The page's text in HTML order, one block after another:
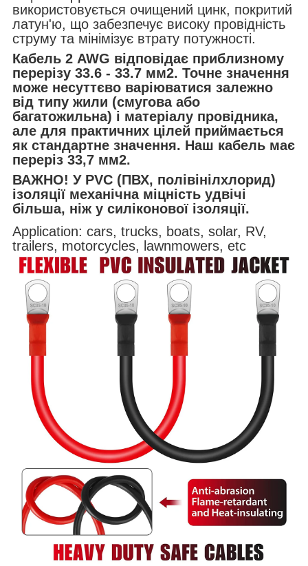
використовується очищений цинк, покритий
латун'ю, що забезпечує високу провідність
струму та мінімізує втрату потужності.
Кабель 2 AWG відповідає приблизному
перерізу 33.6 - 33.7 мм2. Точне значення
може несуттєво варіюватися залежно
від типу жили (смугова або
багатожильна) і матеріалу провідника,
але для практичних цілей приймається
як стандартне значення. Наш кабель має
переріз 33,7 мм2.
ВАЖНО! У PVC (ПВХ, полівінілхлорид)
ізоляції механічна міцність удвічі
більша, ніж у силіконової ізоляції.
Application: cars, trucks, boats, solar, RV,
trailers, motorcycles, lawnmowers, etc